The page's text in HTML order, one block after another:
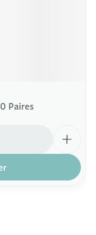
Paires